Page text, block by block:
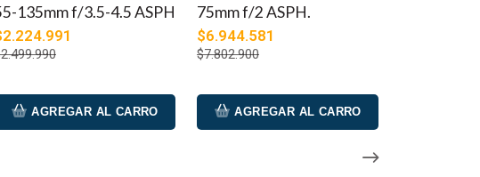
135mm f/3.5-4.5 ASPH
AGREGAR AL CARRO
75mm f/2 ASPH.
$6.944.581
$7.802.900
AGREGAR AL CARRO